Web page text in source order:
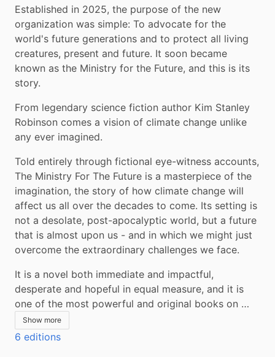
Established in 2025, the purpose of the new
organization was simple: To advocate for the
world's future generations and to protect all living
creatures, present and future. It soon became
known as the Ministry for the Future, and this is its
story.
From legendary science fiction author Kim Stanley
Robinson comes a vision of climate change unlike
any ever imagined.
Told entirely through fictional eye-witness accounts,
The Ministry For The Future is a masterpiece of the
imagination, the story of how climate change will
affect us all over the decades to come. Its setting is
not a desolate, post-apocalyptic world, but a future
that is almost upon us - and in which we might just
overcome the extraordinary challenges we face.
It is a novel both immediate and impactful,
desperate and hopeful in equal measure, and it is
one of the most powerful and original books on …
Show more
6 editions